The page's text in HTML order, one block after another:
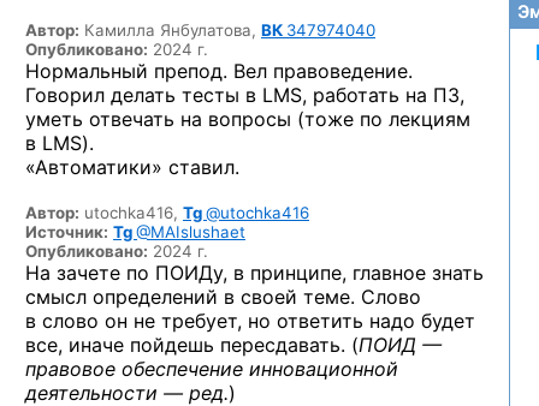
Автор: Камилла Янбулатова, ВК 347974040
Опубликовано: 2024 г.
Нормальный препод. Вел правоведение.
Говорил делать тесты в LMS, работать на ПЗ,
уметь отвечать на вопросы (тоже по лекциям
в LMS).
«Автоматики» ставил.
Автор: utochka416, Tg@utochka416
Источник: Tg@MAIslushaet
Опубликовано: 2024 г.
На зачете по ПОИДу, в принципе, главное знать
смысл определений в своей теме. Слово
в слово он не требует, но ответить надо будет
все, иначе пойдешь пересдавать. (ПОИД —
правовое обеспечение инновационной
деятельности — ред.)